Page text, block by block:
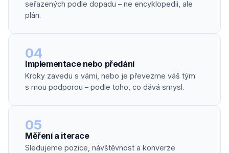
seřazených podle dopadu – ne encyklopedii, ale
plán.
04
Implementace nebo předání
Kroky zavedu s vámi, nebo je převezme váš tým
s mou podporou – podle toho, co dává smysl.
05
Měření a iterace
Sledujeme pozice, návštěvnost a konverze